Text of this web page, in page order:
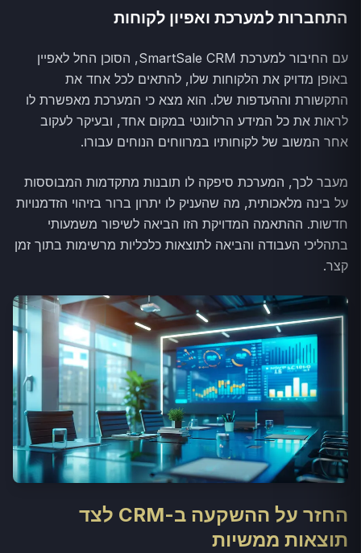
התחברות למערכת ואפיון לקוחות
עם החיבור למערכת SmartSale CRM, הסוכן החל לאפיין
באופן מדויק את הלקוחות שלו, להתאים לכל אחד את
התקשורת וההעדפות שלו. הוא מצא כי המערכת מאפשרת לו
לראות את כל המידע הרלוונטי במקום אחד, ובעיקר לעקוב
אחר המשוב של לקוחותיו במרווחים הנוחים עבורו.
מעבר לכך, המערכת סיפקה לו תובנות מתקדמות המבוססות
על בינה מלאכותית, מה שהעניק לו יתרון ברור בזיהוי הזדמנויות
חדשות. ההתאמה המדויקת הזו הביאה לשיפור משמעותי
בתהליכי העבודה והביאה לתוצאות כלכליות מרשימות בתוך זמן
קצר.
החזר על ההשקעה ב-CRM לצד
תוצאות ממשיות